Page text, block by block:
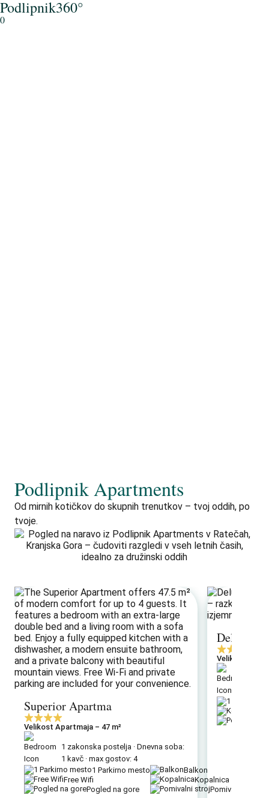
Podlipnik360°
0
Podlipnik Apartments
Od mirnih kotičkov do skupnih trenutkov – tvoj oddih, po
tvoje.
Superior Apartma
Velikost Apartmaja – 47 m²
1 zakonska postelja · Dnevna soba:
1 kavč · max gostov: 4
1 Parkirno mesto
Free Wifi
Pogled na gore
Balkon
Kopalnica
Pomivalni stroj
Deluxe
Velikost